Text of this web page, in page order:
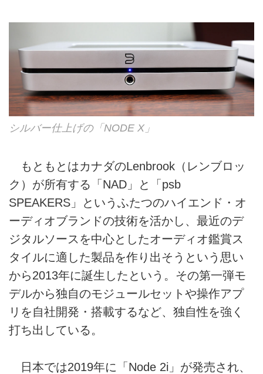
シルバー仕上げの「NODE X」
もともとはカナダのLenbrook（レンブロッ
ク）が所有する「NAD」と「psb
SPEAKERS」というふたつのハイエンド・オ
ーディオブランドの技術を活かし、最近のデ
ジタルソースを中心としたオーディオ鑑賞ス
タイルに適した製品を作り出そうという思い
から2013年に誕生したという。その第一弾モ
デルから独自のモジュールセットや操作アプ
リを自社開発・搭載するなど、独自性を強く
打ち出している。
日本では2019年に「Node 2i」が発売され、